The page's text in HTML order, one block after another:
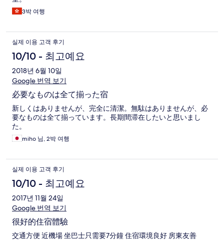
3박 여행
실제 이용 고객 후기
10/10 - 최고예요
2018년 6월 10일
Google 번역 보기
必要なものは全て揃った宿
新しくはありませんが、完全に清潔。無駄はありませんが、必
要なものは全て揃っています。長期間滞在したいと思いまし
た。
miho 님, 2박 여행
실제 이용 고객 후기
10/10 - 최고예요
2017년 11월 24일
Google 번역 보기
很好的住宿體驗
交通方便 近機場 坐巴士只需要7分鐘 住宿環境良好 房東友善